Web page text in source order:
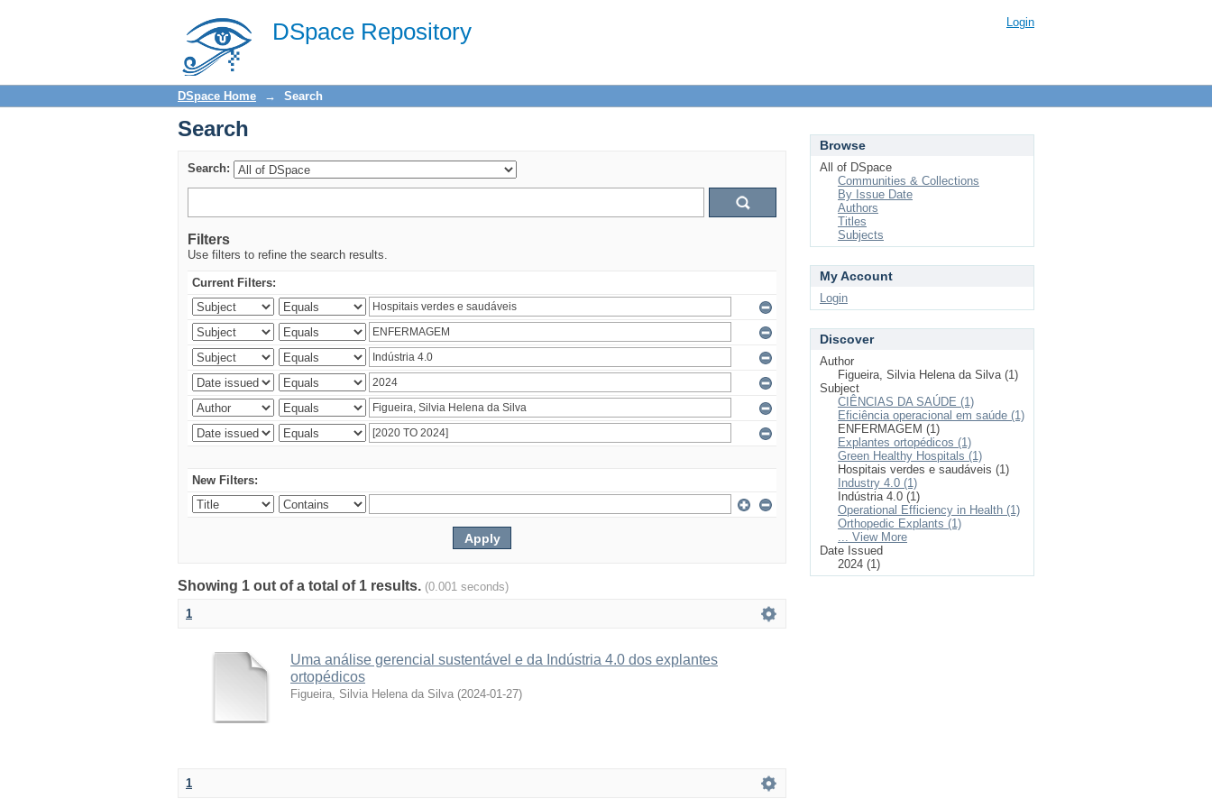
DSpace Repository
Search Login
DSpace Home → Search
Search
Search:
Filters
Use filters to refine the search results.
Current Filters:
New Filters:
Showing 1 out of a total of 1 results. (0.001 seconds)
1
Uma análise gerencial sustentável e da Indústria 4.0 dos explantes
ortopédicos
Figueira, Silvia Helena da Silva (2024-01-27)
1
Browse
All of DSpace
Communities & Collections
By Issue Date
Authors
Titles
Subjects
My Account
Login
Discover
Author
Figueira, Silvia Helena da Silva (1)
Subject
CIÊNCIAS DA SAÚDE (1)
Eficiência operacional em saúde (1)
ENFERMAGEM (1)
Explantes ortopédicos (1)
Green Healthy Hospitals (1)
Hospitais verdes e saudáveis (1)
Industry 4.0 (1)
Indústria 4.0 (1)
Operational Efficiency in Health (1)
Orthopedic Explants (1)
... View More
Date Issued
2024 (1)